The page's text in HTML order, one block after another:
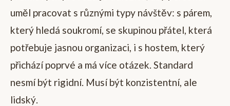
uměl pracovat s různými typy návštěv: s párem,
který hledá soukromí, se skupinou přátel, která
potřebuje jasnou organizaci, i s hostem, který
přichází poprvé a má více otázek. Standard
nesmí být rigidní. Musí být konzistentní, ale
lidský.